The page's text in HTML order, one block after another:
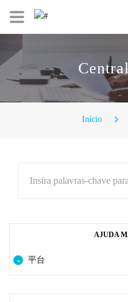
Início
Insira palavras-chave
AJUDA
平台